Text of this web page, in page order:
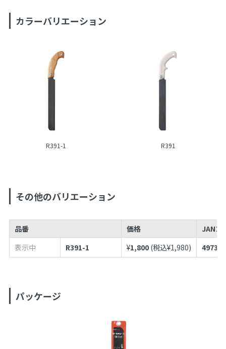
カラーバリエーション
R391-1 R391
その他のバリエーション
品番 価格
JANコ
表示中
R391-1 ¥1,800 (税込¥1,980)
パッケージ